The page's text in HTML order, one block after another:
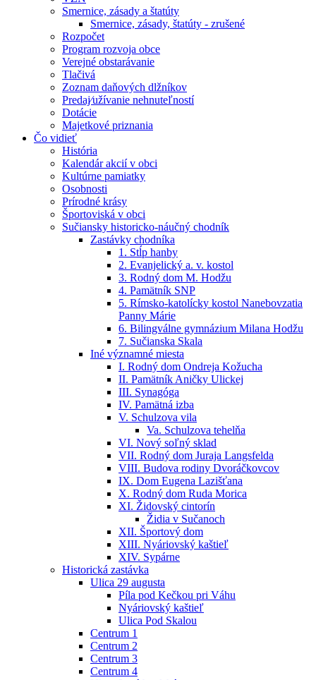
Smernice, zásady a štatúty
Smernice, zásady, štatúty - zrušené
Rozpočet
Program rozvoja obce
Verejné obstarávanie
Tlačivá
Zoznam daňových dlžníkov
Predaj⁄užívanie nehnuteľností
Dotácie
Majetkové priznania
Čo vidieť
História
Kalendár akcií v obci
Kultúrne pamiatky
Osobnosti
Prírodné krásy
Športoviská v obci
Sučiansky historicko-náučný chodník
Zastávky chodníka
1. Stĺp hanby
2. Evanjelický a. v. kostol
3. Rodný dom M. Hodžu
4. Pamätník SNP
5. Rímsko-katolícky kostol Nanebovzatia
Panny Márie
6. Bilingválne gymnázium Milana Hodžu
7. Sučianska Skala
Iné významné miesta
I. Rodný dom Ondreja Kožucha
II. Pamätník Aničky Ulickej
III. Synagóga
IV. Pamätná izba
V. Schulzova vila
Va. Schulzova tehelňa
VI. Nový soľný sklad
VII. Rodný dom Juraja Langsfelda
VIII. Budova rodiny Dvoráčkovcov
IX. Dom Eugena Lazišťana
X. Rodný dom Ruda Morica
XI. Židovský cintorín
Židia v Sučanoch
XII. Športový dom
XIII. Nyáriovský kaštieľ
XIV. Sypárne
Historická zastávka
Ulica 29 augusta
Píla pod Kečkou pri Váhu
Nyáriovský kaštieľ
Ulica Pod Skalou
Centrum 1
Centrum 2
Centrum 3
Centrum 4